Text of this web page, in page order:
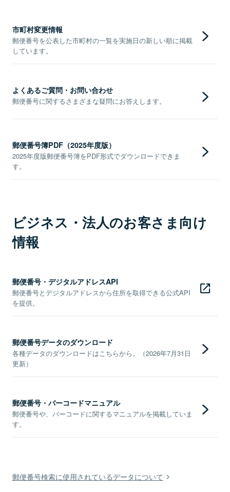
市町村変更情報
郵便番号を公表した市町村の一覧を実施日の新しい順に掲載
しています。
よくあるご質問・お問い合わせ
郵便番号に関するさまざまな疑問にお答えします。
郵便番号簿PDF（2025年度版）
2025年度版郵便番号簿をPDF形式でダウンロードできま
す。
ビジネス・法人のお客さま向け
情報
郵便番号・デジタルアドレスAPI
郵便番号とデジタルアドレスから住所を取得できる公式API
を提供。
郵便番号データのダウンロード
各種データのダウンロードはこちらから。（2026年7月31日
更新）
郵便番号・バーコードマニュアル
郵便番号や、バーコードに関するマニュアルを掲載していま
す。
郵便番号検索に使用されているデータについて